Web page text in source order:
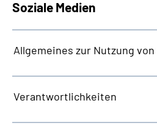
Soziale Medien
Allgemeines zur Nutzung von
Verantwortlichkeiten